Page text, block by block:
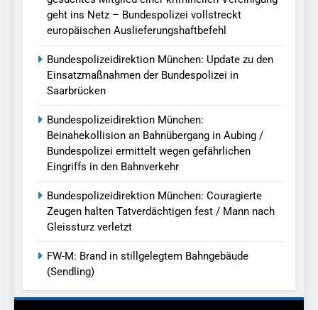
geht ins Netz – Bundespolizei vollstreckt
europäischen Auslieferungshaftbefehl
Bundespolizeidirektion München: Update zu den
Einsatzmaßnahmen der Bundespolizei in
Saarbrücken
Bundespolizeidirektion München:
Beinahekollision an Bahnübergang in Aubing /
Bundespolizei ermittelt wegen gefährlichen
Eingriffs in den Bahnverkehr
Bundespolizeidirektion München: Couragierte
Zeugen halten Tatverdächtigen fest / Mann nach
Gleissturz verletzt
FW-M: Brand in stillgelegtem Bahngebäude
(Sendling)